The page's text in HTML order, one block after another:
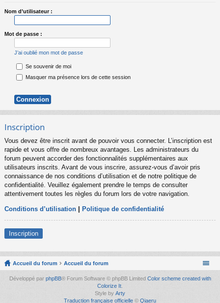
s
Nom d’utilisateur :
Mot de passe :
J’ai oublié mon mot de passe
Se souvenir de moi
Masquer ma présence lors de cette session
Inscription
Vous devez être inscrit avant de pouvoir vous connecter. L’inscription est
rapide et vous offre de nombreux avantages. Les administrateurs du
forum peuvent accorder des fonctionnalités supplémentaires aux
utilisateurs inscrits. Avant de vous inscrire, assurez-vous d’avoir pris
connaissance de nos conditions d’utilisation et de notre politique de
confidentialité. Veuillez également prendre le temps de consulter
attentivement toutes les règles du forum lors de votre navigation.
Conditions d’utilisation Politique de confidentialité
Inscription
Accueil du forum Accueil du forum
Développé par phpBB® Forum Software © phpBB Limited Color scheme created with
Colorize It.
Style by Arty
Traduction française officielle © Qiaeru